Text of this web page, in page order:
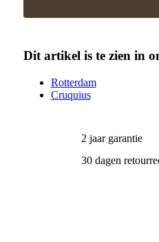
Dit artikel is te zien in
Rotterdam
Cruquius
2 jaar garantie
30 dagen